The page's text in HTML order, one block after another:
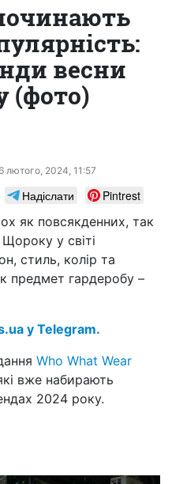
весни
(фото)
лютого, 2024, 11:57
Надіслати
Pintrest
як повсякденних, так
у світі
стиль, колір та
предмет гардеробу –
у Telegram.
Who What Wear
вже набирають
2024 року.